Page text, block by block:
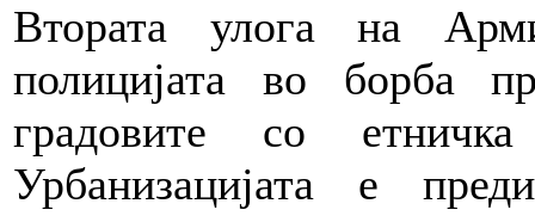
Втората улога на
полицијата во борба
градовите со
Урбанизацијата е